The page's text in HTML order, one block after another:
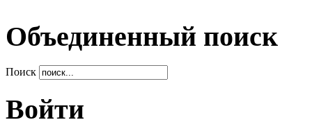
Объединенный поиск
Поиск
Войти